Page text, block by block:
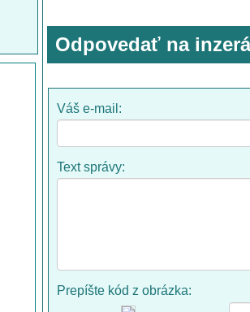
Odpovedať na
Váš e-mail:
Text správy:
Prepíšte kód z obrázka: